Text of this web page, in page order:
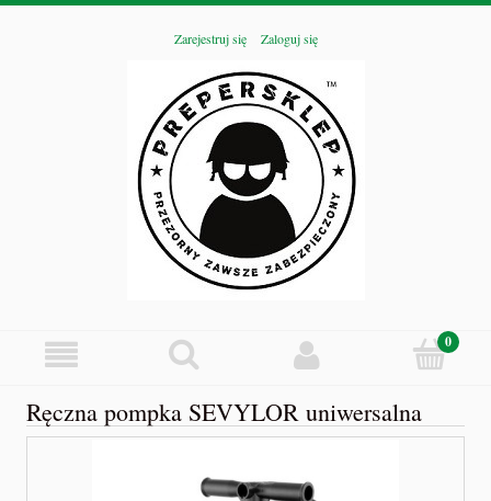
Zarejestruj się Zaloguj się
Ręczna pompka SEVYLOR uniwersalna